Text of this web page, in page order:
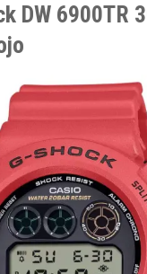
DW 6900TR